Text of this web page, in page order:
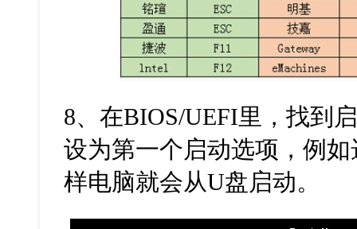
8、在BIOS/UEFI里，找到
设为第一个启动选项，例如
样电脑就会从U盘启动。